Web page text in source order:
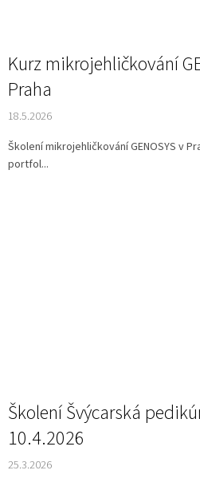
Kurz mikrojehličkování
Praha
18.5.2026
Školení mikrojehličkování GENOSYS v
portfol...
Školení Švýcarská
10.4.2026
25.3.2026